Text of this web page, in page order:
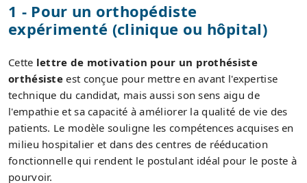
1 - Pour un orthopédiste
expérimenté (clinique ou hôpital)
Cette lettre de motivation pour un prothésiste
orthésiste est conçue pour mettre en avant l'expertise
technique du candidat, mais aussi son sens aigu de
l'empathie et sa capacité à améliorer la qualité de vie des
patients. Le modèle souligne les compétences acquises en
milieu hospitalier et dans des centres de rééducation
fonctionnelle qui rendent le postulant idéal pour le poste à
pourvoir.